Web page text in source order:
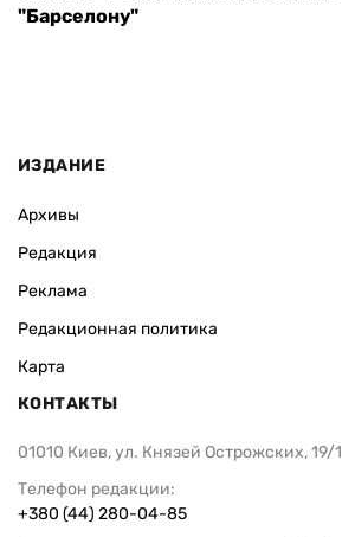
"Барселону"
ИЗДАНИЕ
Архивы
Редакция
Реклама
Редакционная политика
Карта
КОНТАКТЫ
01010 Киев, ул. Князей Острожских, 19/1
Телефон редакции:
+380 (44) 280-04-85